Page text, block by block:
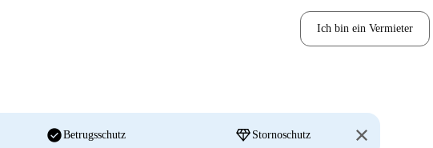
Ich bin ein Vermieter
check_circleBetrugsschutz diamond Stornoschutz